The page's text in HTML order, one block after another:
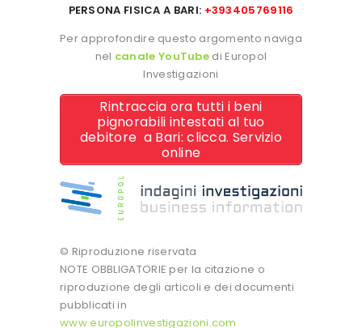
PERSONA FISICA A BARI: +393405769116
Per approfondire questo argomento naviga
nel canale YouTube di Europol
Investigazioni
Rintraccia ora tutti i beni
pignorabili intestati al tuo
debitore a Bari: clicca. Servizio
online
© Riproduzione riservata
NOTE OBBLIGATORIE per la citazione o
riproduzione degli articoli e dei documenti
pubblicati in
www.europolinvestigazioni.com